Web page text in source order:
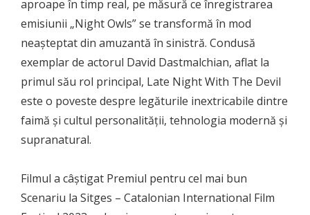
aproape în timp real, pe măsură ce înregistrarea
emisiunii „Night Owls” se transformă în mod
neașteptat din amuzantă în sinistră. Condusă
exemplar de actorul David Dastmalchian, aflat la
primul său rol principal, Late Night With The Devil
este o poveste despre legăturile inextricabile dintre
faimă și cultul personalității, tehnologia modernă și
supranatural.
Filmul a câștigat Premiul pentru cel mai bun
Scenariu la Sitges – Catalonian International Film